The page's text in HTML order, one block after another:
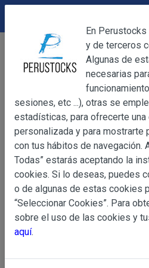
Alimentación
Galletas
Galleta Casino de Fresa 43g
OBJETO
Información
Básica
sobre
de Datos
OBJETO
Las presentes
web www.perustocks.es,
YACARINE (en adelante,
La adquisición de
DEVOLUCIONES
En
y de terceros
Algunas de
necesarias
sesiones, etc ...), otras se
estadísticas, para ofrecerte una
personalizada y para mostrarte
con tus hábitos de navegación.
Todas” estarás aceptando la
cookies. Si lo deseas, puedes
o de algunas de estas cookies
“Seleccionar Cookies”. Para
sobre el uso de las cookies y
aquí.